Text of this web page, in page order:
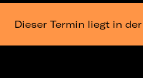
Dieser Termin liegt in